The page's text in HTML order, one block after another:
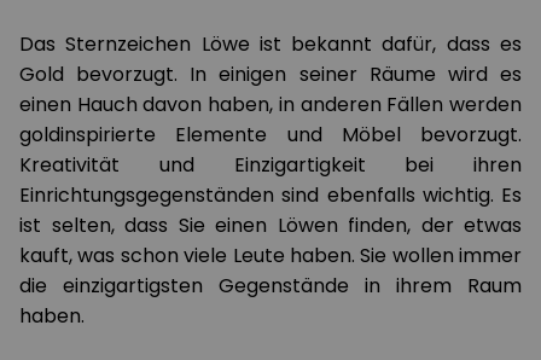
Das Sternzeichen Löwe ist bekannt dafür, dass es
Gold bevorzugt. In einigen seiner Räume wird es
einen Hauch davon haben, in anderen Fällen werden
goldinspirierte Elemente und Möbel bevorzugt.
Kreativität und Einzigartigkeit bei ihren
Einrichtungsgegenständen sind ebenfalls wichtig. Es
ist selten, dass Sie einen Löwen finden, der etwas
kauft, was schon viele Leute haben. Sie wollen immer
die einzigartigsten Gegenstände in ihrem Raum
haben.